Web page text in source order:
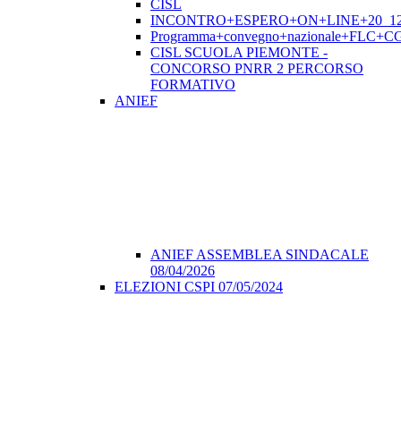
CISL
CISL SCUOLA PIEMONTE -
CONCORSO PNRR 2 PERCORSO
FORMATIVO
ANIEF
ANIEF ASSEMBLEA SINDACALE
08/04/2026
ELEZIONI CSPI 07/05/2024